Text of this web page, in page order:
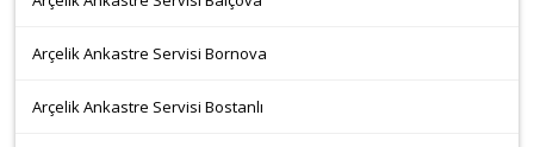
Arçelik Ankastre Servisi Bornova
Arçelik Ankastre Servisi Bostanlı